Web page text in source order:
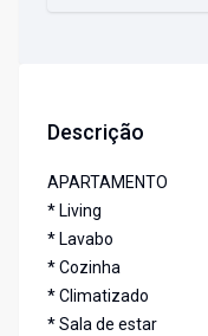
Descrição
APARTAMENTO
* Living
* Lavabo
* Cozinha
* Climatizado
* Sala de estar